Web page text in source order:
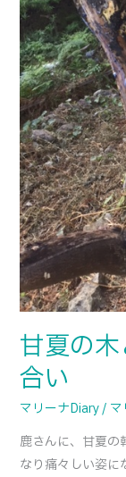
甘夏の
合い
マリーナDiary/
鹿さんに、甘夏の
なり痛々しい姿に
と
の
お
付
き
合
い